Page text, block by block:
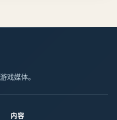
戏媒体。
内容